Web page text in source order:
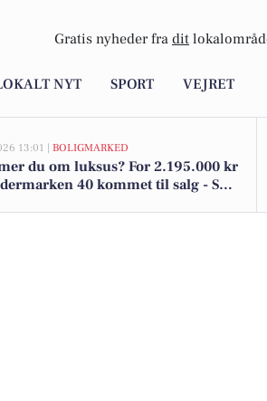
Gratis nyheder fra dit
NYT SPORT VEJRET
13:01 | BOLIGMARKED
du om luksus? For 2.195.000 kr
40 kommet til salg - Se